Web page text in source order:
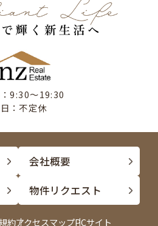
9:30〜19:30
：不定休
会社概要
物件リクエスト
約アクセスマップPCサイト